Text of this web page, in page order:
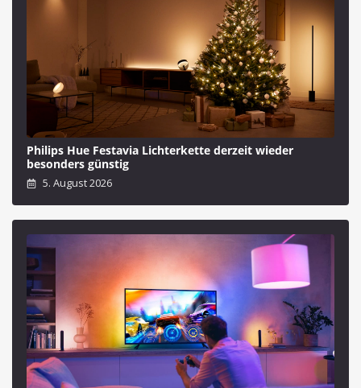
Philips Hue Festavia Lichterkette derzeit wieder
besonders günstig
5. August 2026